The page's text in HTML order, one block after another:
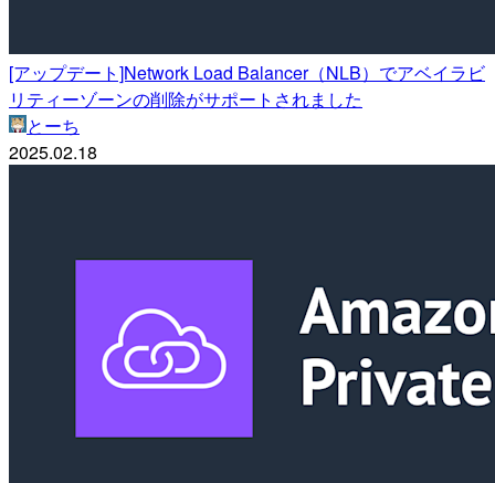
[アップデート]Network Load Balancer（NLB）でアベイラビ
リティーゾーンの削除がサポートされました
とーち
2025.02.18